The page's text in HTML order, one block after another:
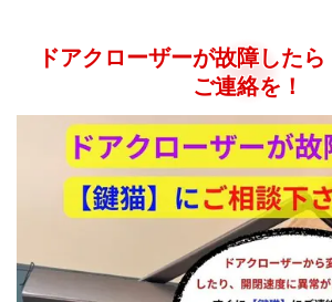
ドアクローザーが故障した
ご連絡を！